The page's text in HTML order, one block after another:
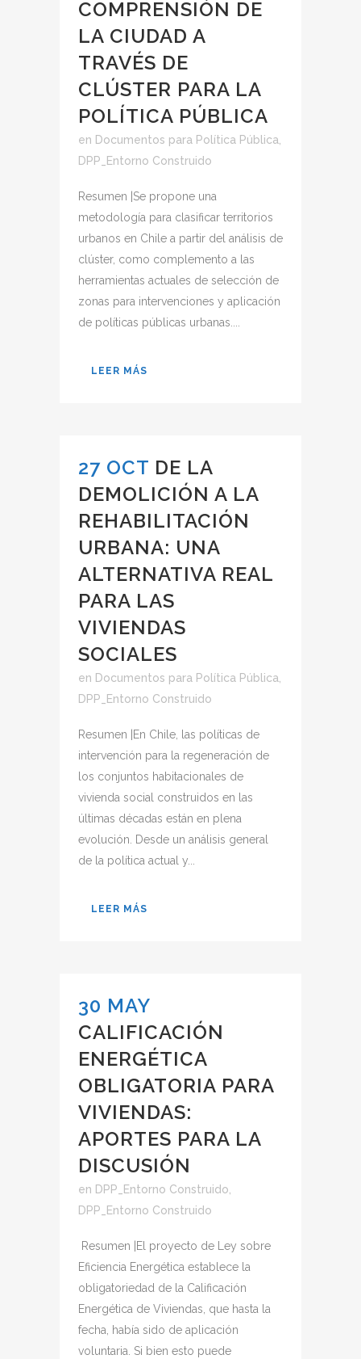
COMPRENSIÓN DE
LA CIUDAD A
TRAVÉS DE
CLÚSTER PARA LA
POLÍTICA PÚBLICA
en Documentos para Política Pública
DPP_Entorno Construido
Resumen |Se propone una
metodología para clasificar territorios
urbanos en Chile a partir del análisis de
clúster, como complemento a las
herramientas actuales de selección de
zonas para intervenciones y aplicación
de políticas públicas urbanas....
LEER MÁS
27 OCT DE LA
DEMOLICIÓN A LA
REHABILITACIÓN
URBANA: UNA
ALTERNATIVA REAL
PARA LAS
VIVIENDAS
SOCIALES
en Documentos para Política Pública
DPP_Entorno Construido
Resumen |En Chile, las políticas de
intervención para la regeneración de
los conjuntos habitacionales de
vivienda social construidos en las
últimas décadas están en plena
evolución. Desde un análisis general
de la política actual y...
LEER MÁS
30 MAY
CALIFICACIÓN
ENERGÉTICA
OBLIGATORIA PARA
VIVIENDAS:
APORTES PARA LA
DISCUSIÓN
en DPP_Entorno Construido
DPP_Entorno Construido
Resumen |El proyecto de Ley sobre
Eficiencia Energética establece la
obligatoriedad de la Calificación
Energética de Viviendas, que hasta la
fecha, había sido de aplicación
voluntaria. Si bien esto puede